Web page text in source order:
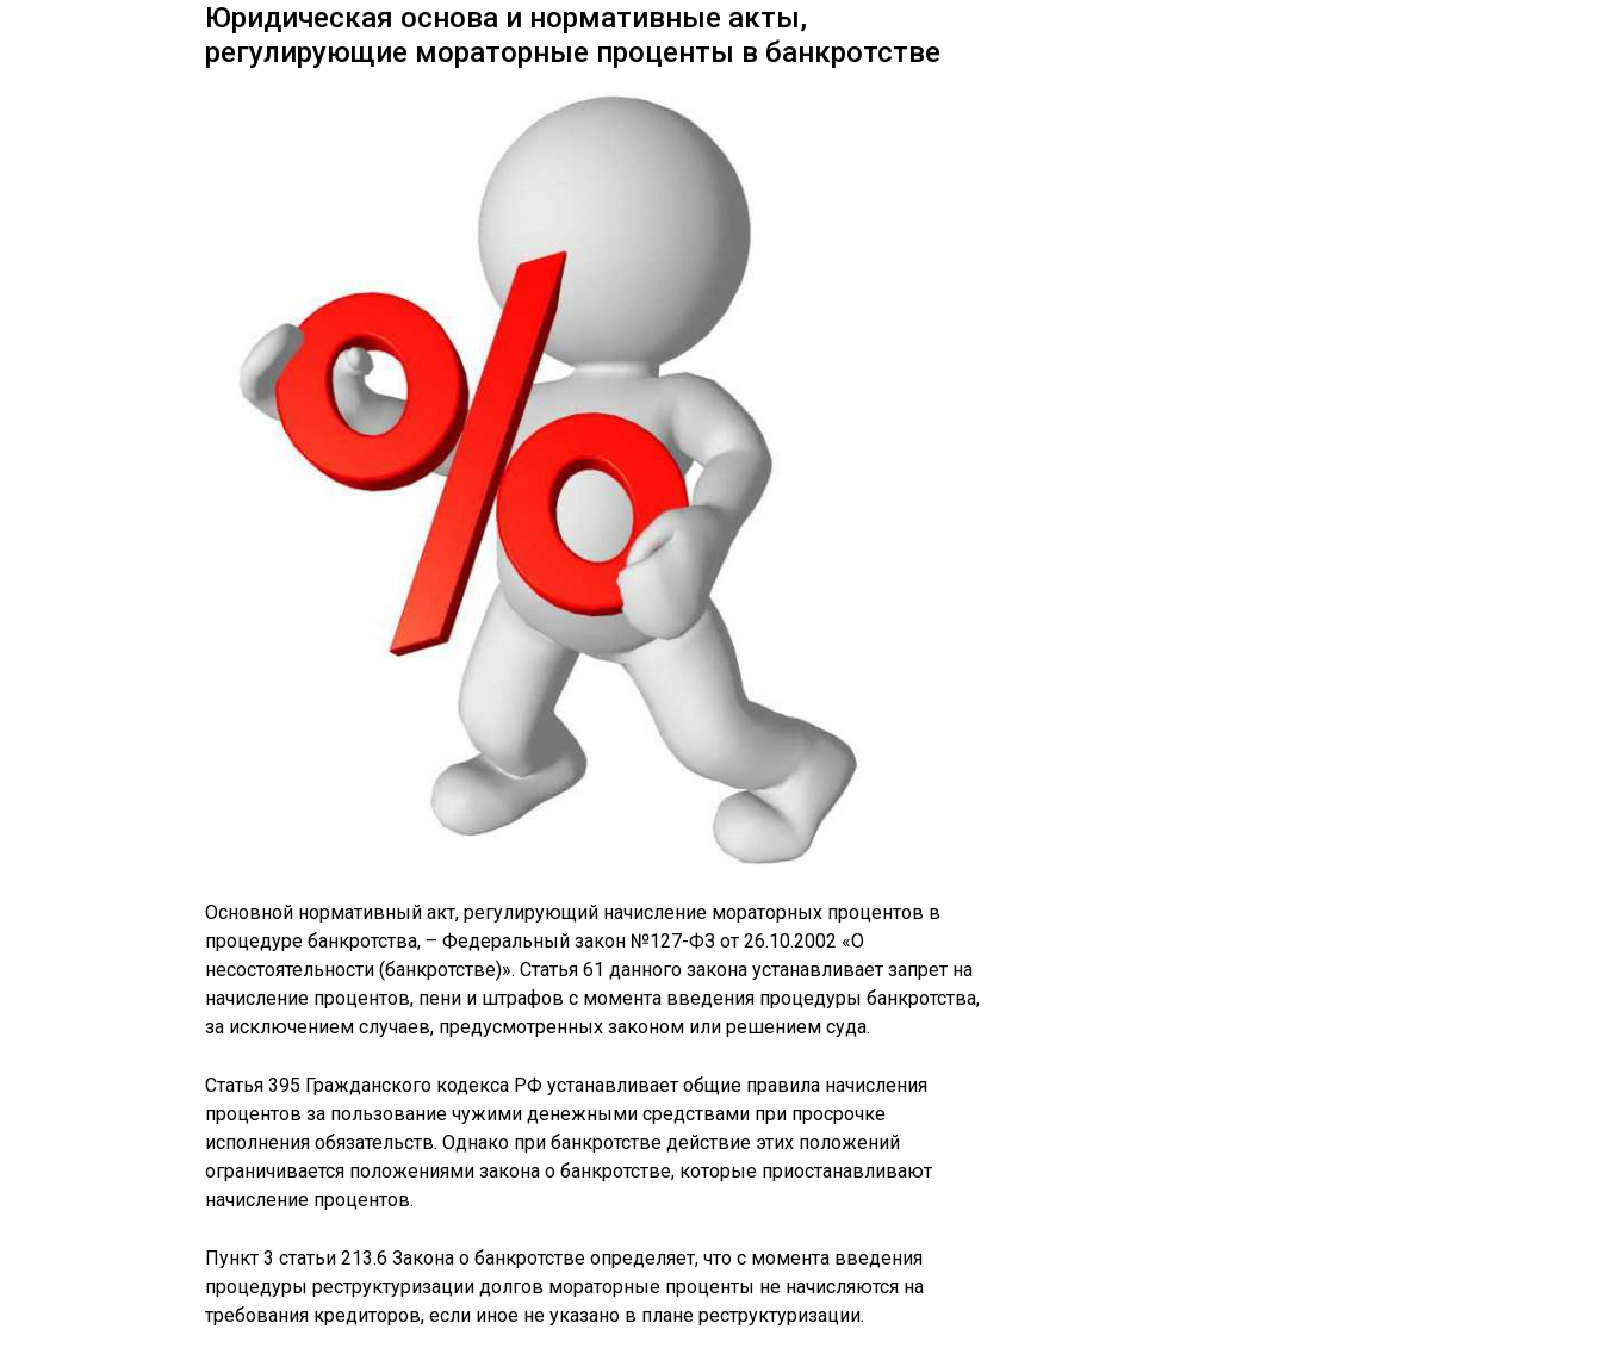
Юридическая основа и нормативные акты,
регулирующие мораторные проценты в банкротстве
Основной нормативный акт, регулирующий начисление мораторных процентов в
процедуре банкротства, – Федеральный закон №127-ФЗ от 26.10.2002 «О
несостоятельности (банкротстве)». Статья 61 данного закона устанавливает запрет на
начисление процентов, пени и штрафов с момента введения процедуры банкротства,
за исключением случаев, предусмотренных законом или решением суда.
Статья 395 Гражданского кодекса РФ устанавливает общие правила начисления
процентов за пользование чужими денежными средствами при просрочке
исполнения обязательств. Однако при банкротстве действие этих положений
ограничивается положениями закона о банкротстве, которые приостанавливают
начисление процентов.
Пункт 3 статьи 213.6 Закона о банкротстве определяет, что с момента введения
процедуры реструктуризации долгов мораторные проценты не начисляются на
требования кредиторов, если иное не указано в плане реструктуризации.